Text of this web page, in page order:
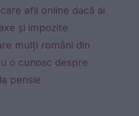
afli online dacă ai
și impozite
mulți români din
o cunosc despre
pensie